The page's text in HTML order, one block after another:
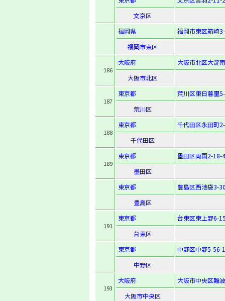
文京区
福岡県
福岡市東区箱崎
福岡市東区
186
大阪府
大阪市北区大淀
大阪市北区
187
東京都
荒川区東日暮里
荒川区
188
東京都
千代田区永田町
千代田区
189
東京都
墨田区両国2-18-4
墨田区
東京都
豊島区西池袋3-
豊島区
191
東京都
台東区東上野6-
台東区
東京都
中野区中野5-56-
中野区
193
大阪府
大阪市中央区難
大阪市中央区